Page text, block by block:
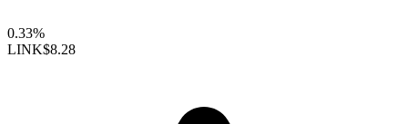
0.33%
LINK$8.28